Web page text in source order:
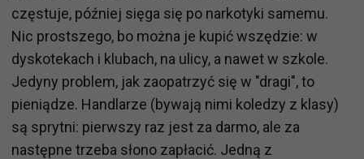
częstuje, później sięga się po narkotyki samemu.
Nic prostszego, bo można je kupić wszędzie: w
dyskotekach i klubach, na ulicy, a nawet w szkole.
Jedyny problem, jak zaopatrzyć się w "dragi", to
pieniądze. Handlarze (bywają nimi koledzy z klasy)
są sprytni: pierwszy raz jest za darmo, ale za
następne trzeba słono zapłacić. Jedną z